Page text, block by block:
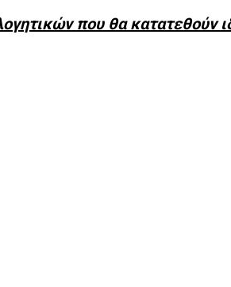
που θα κατατεθούν